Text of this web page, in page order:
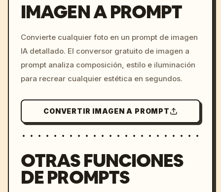
c, cyberpunk sunset, neon
colors, 8k --v 6.0
IMAGEN A PROMPT
Convierte cualquier foto en un prompt de imagen
IA detallado. El conversor gratuito de imagen a
prompt analiza composición, estilo e iluminación
para recrear cualquier estética en segundos.
CONVERTIR IMAGEN A PROMPT
OTRAS FUNCIONES
DE PROMPTS